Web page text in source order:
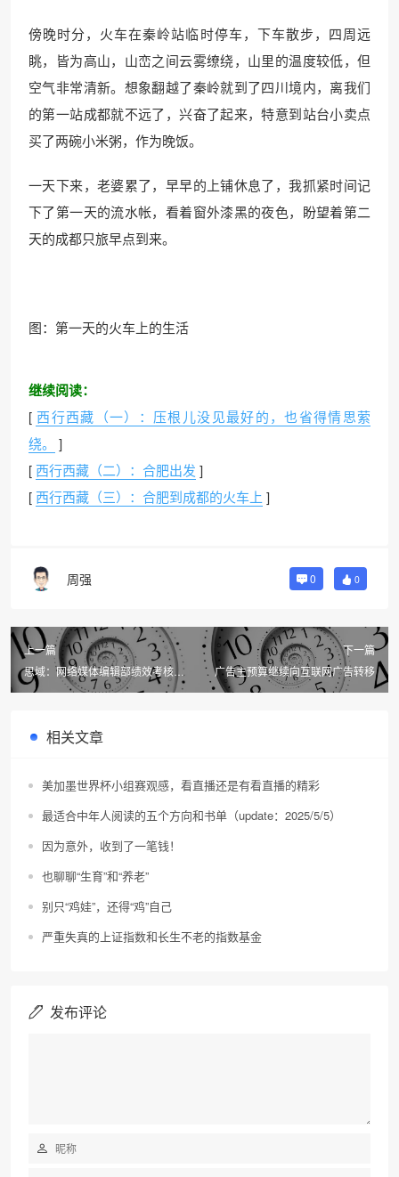
傍晚时分，火车在秦岭站临时停车，下车散步，四周远
眺，皆为高山，山峦之间云雾缭绕，山里的温度较低，但
空气非常清新。想象翻越了秦岭就到了四川境内，离我们
的第一站成都就不远了，兴奋了起来，特意到站台小卖点
买了两碗小米粥，作为晚饭。
一天下来，老婆累了，早早的上铺休息了，我抓紧时间记
下了第一天的流水帐，看着窗外漆黑的夜色，盼望着第二
天的成都只旅早点到来。
图：第一天的火车上的生活
继续阅读：
[ 西行西藏（一）：压根儿没见最好的，也省得情思萦
绕。
]
[西行西藏（二）：合肥出发 ]
[西行西藏（三）：合肥到成都的火车上 ]
周强 0 0
上一篇
思域：网络媒体编辑部绩效考核说
明
下一篇
广告主预算继续向互联网广告转移
相关文章
美加墨世界杯小组赛观感，看直播还是有看直播的精彩
最适合中年人阅读的五个方向和书单（update：2025/5/5）
因为意外，收到了一笔钱！
也聊聊“生育”和“养老”
别只“鸡娃”，还得“鸡”自己
严重失真的上证指数和长生不老的指数基金
发布评论